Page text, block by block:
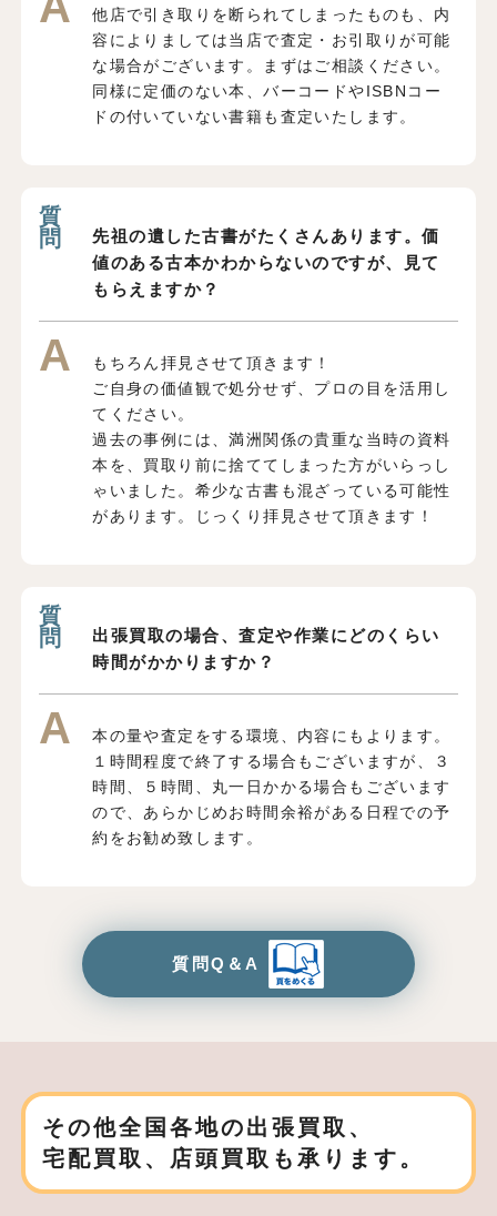
他店で引き取りを断られてしまったものも、内
容によりましては当店で査定・お引取りが可能
な場合がございます。まずはご相談ください。
同様に定価のない本、バーコードやISBNコー
ドの付いていない書籍も査定いたします。
先祖の遺した古書がたくさんあります。価
値のある古本かわからないのですが、見て
もらえますか？
もちろん拝見させて頂きます！
ご自身の価値観で処分せず、プロの目を活用し
てください。
過去の事例には、満洲関係の貴重な当時の資料
本を、買取り前に捨ててしまった方がいらっし
ゃいました。希少な古書も混ざっている可能性
があります。じっくり拝見させて頂きます！
出張買取の場合、査定や作業にどのくらい
時間がかかりますか？
本の量や査定をする環境、内容にもよります。
１時間程度で終了する場合もございますが、３
時間、５時間、丸一日かかる場合もございます
ので、あらかじめお時間余裕がある日程での予
約をお勧め致します。
質問Q＆A
その他全国各地の出張買取、
宅配買取、店頭買取も承ります。